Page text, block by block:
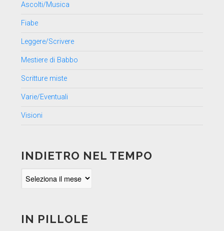
Ascolti/Musica
Fiabe
Leggere/Scrivere
Mestiere di Babbo
Scritture miste
Varie/Eventuali
Visioni
INDIETRO NEL TEMPO
IN PILLOLE